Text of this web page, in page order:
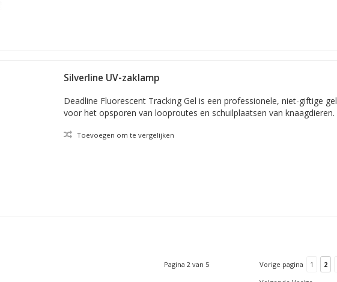
Silverline UV-zaklamp
Deadline Fluorescent Tracking Gel is een professionele, niet-giftige gel
voor het opsporen van looproutes en schuilplaatsen van knaagdieren.
Toevoegen om te vergelijken
Pagina 2 van 5 Vorige pagina 1 2